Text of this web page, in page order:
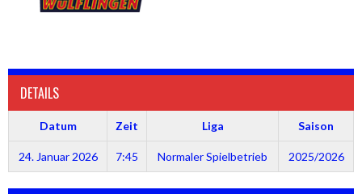
DETAILS
Datum Zeit Liga Saison
24. Januar 2026 7:45 Normaler Spielbetrieb 2025/2026